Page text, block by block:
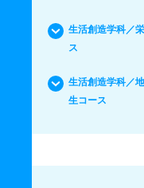
生活創造学科／
ス
生活創造学科／
生コース